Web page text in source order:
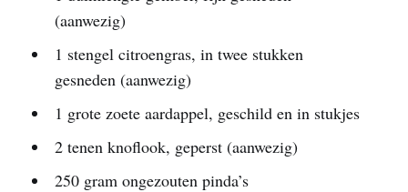
(aanwezig)
1 stengel citroengras, in twee stukken
gesneden (aanwezig)
1 grote zoete aardappel, geschild en in stukjes
2 tenen knoflook, geperst (aanwezig)
250 gram ongezouten pinda’s